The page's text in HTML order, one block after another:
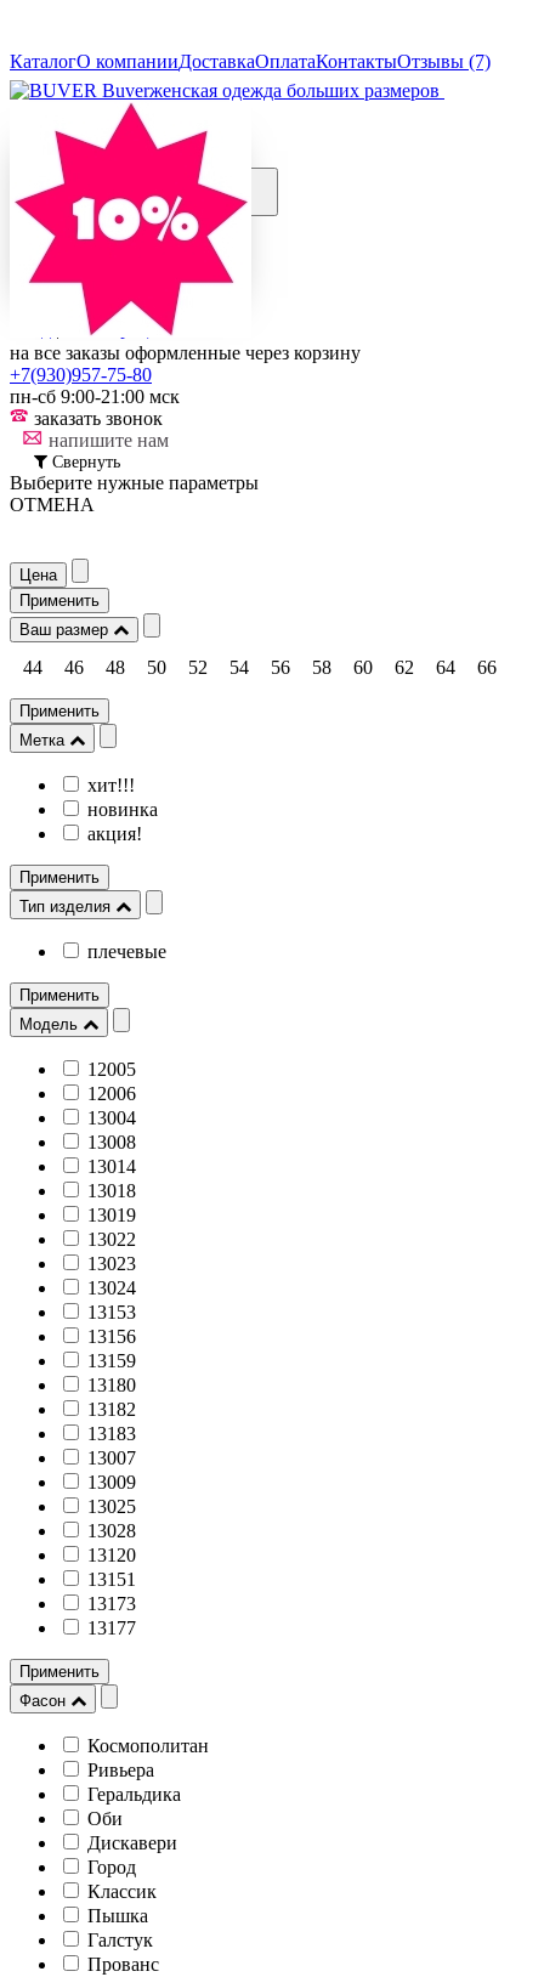
КаталогО компанииДоставкаОплатаКонтактыОтзывы (7)
+7(930)957-75-80
пн-сб 9:00-21:00 мск
заказать звонок
напишите нам
Контакты...
Корзина
Регистрация
Buverженская одежда больших размеров
на все заказы оформленные через корзину
+7(930)957-75-80
пн-сб 9:00-21:00 мск
заказать звонок
напишите нам
Свернуть
Выберите нужные параметры
ОТМЕНА
Цена
Применить
Ваш размер
44 46 48 50 52 54 56 58 60 62 64 66
Применить
Метка
хит!!!
новинка
акция!
Применить
Тип изделия
плечевые
Применить
Модель
12005
12006
13004
13008
13014
13018
13019
13022
13023
13024
13153
13156
13159
13180
13182
13183
13007
13009
13025
13028
13120
13151
13173
13177
Применить
Фасон
Космополитан
Ривьера
Геральдика
Оби
Дискавери
Город
Классик
Пышка
Галстук
Прованс